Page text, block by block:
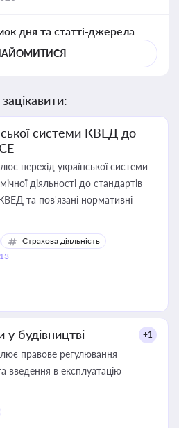
дня та статті-джерела
системи КВЕД до
перехід української системи
діяльності до стандартів
та пов'язані нормативні
Страхова діяльність
у будівництві +1
правове регулювання
введення в експлуатацію